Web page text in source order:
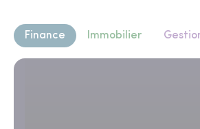
Finance Immobilier